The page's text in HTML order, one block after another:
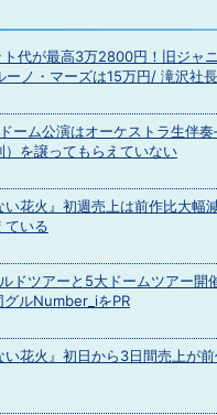
代が最高3万2800円！旧ジャ
ノ・マーズは15万円/ 滝沢社長
ーム公演はオーケストラ生伴
）を譲ってもらえていない
花火』初週売上は前作比大幅
ている
ドツアーと5大ドームツアー開
ルNumber_iをPR
花火』初日から3日間売上が